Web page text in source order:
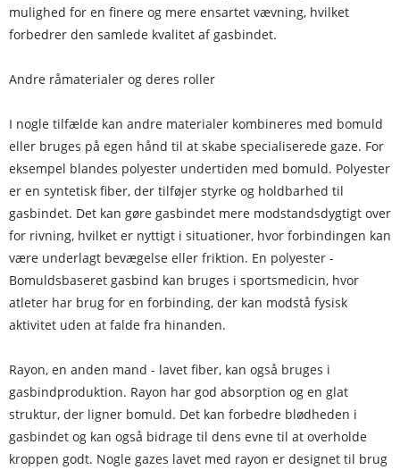
mulighed for en finere og mere ensartet vævning, hvilket
forbedrer den samlede kvalitet af gasbindet.
Andre råmaterialer og deres roller
I nogle tilfælde kan andre materialer kombineres med bomuld
eller bruges på egen hånd til at skabe specialiserede gaze. For
eksempel blandes polyester undertiden med bomuld. Polyester
er en syntetisk fiber, der tilføjer styrke og holdbarhed til
gasbindet. Det kan gøre gasbindet mere modstandsdygtigt over
for rivning, hvilket er nyttigt i situationer, hvor forbindingen kan
være underlagt bevægelse eller friktion. En polyester -
Bomuldsbaseret gasbind kan bruges i sportsmedicin, hvor
atleter har brug for en forbinding, der kan modstå fysisk
aktivitet uden at falde fra hinanden.
Rayon, en anden mand - lavet fiber, kan også bruges i
gasbindproduktion. Rayon har god absorption og en glat
struktur, der ligner bomuld. Det kan forbedre blødheden i
gasbindet og kan også bidrage til dens evne til at overholde
kroppen godt. Nogle gazes lavet med rayon er designet til brug